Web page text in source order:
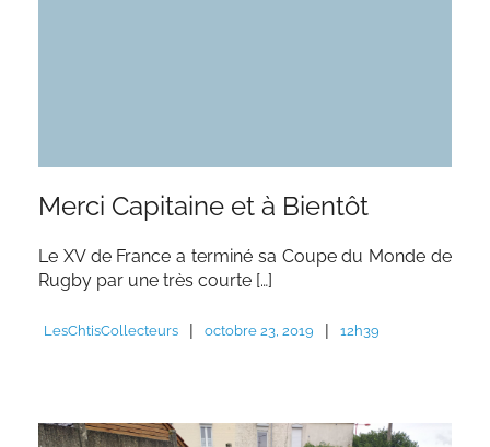
Merci Capitaine et à Bientôt
Le XV de France a terminé sa Coupe du Monde de
Rugby par une très courte […]
LesChtisCollecteurs | octobre 23, 2019 | 12h39